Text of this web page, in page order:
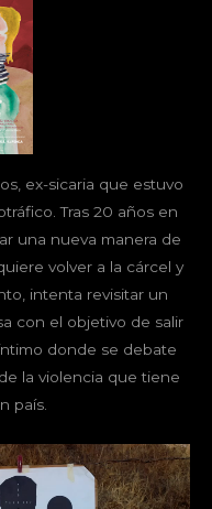
ex-sicaria que estuvo
Tras 20 años en
una nueva manera de
volver a la cárcel y
intenta revisitar un
con el objetivo de salir
donde se debate
la violencia que tiene
país.